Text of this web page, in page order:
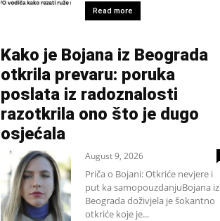
Read more
Kako je Bojana iz Beograda
otkrila prevaru: poruka
poslata iz radoznalosti
razotkrila ono što je dugo
osjećala
August 9, 2026
Priča o Bojani: Otkriće nevjere i
put ka samopouzdanjuBojana iz
Beograda doživjela je šokantno
otkriće koje je...